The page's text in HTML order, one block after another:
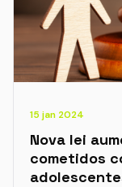
15 jan 2024
Nova lei
cometidos